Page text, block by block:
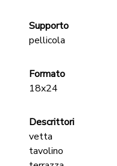
Supporto
pellicola
Formato
18x24
Descrittori
vetta
tavolino